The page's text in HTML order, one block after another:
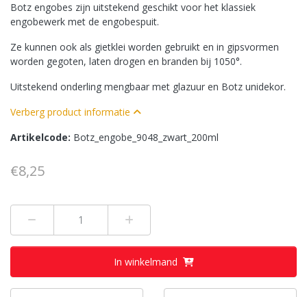
Botz engobes zijn uitstekend geschikt voor het klassiek
engobewerk met de engobespuit.
Ze kunnen ook als gietklei worden gebruikt en in gipsvormen
worden gegoten, laten drogen en branden bij 1050°.
Uitstekend onderling mengbaar met glazuur en Botz unidekor.
Verberg product informatie
Artikelcode: Botz_engobe_9048_zwart_200ml
€8,25
In winkelmand